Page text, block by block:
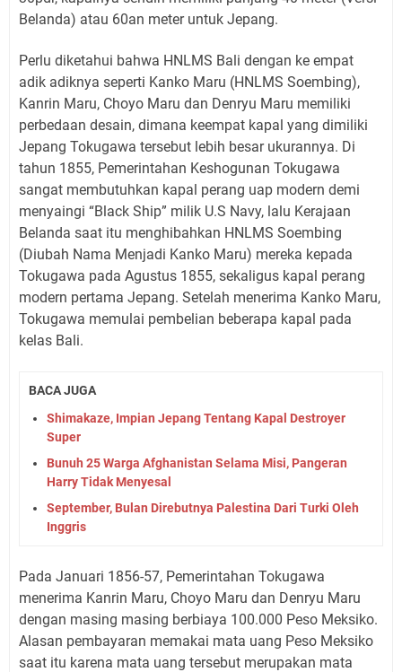
Belanda) atau 60an meter untuk Jepang.
Perlu diketahui bahwa HNLMS Bali dengan ke empat
adik adiknya seperti Kanko Maru (HNLMS Soembing),
Kanrin Maru, Choyo Maru dan Denryu Maru memiliki
perbedaan desain, dimana keempat kapal yang dimiliki
Jepang Tokugawa tersebut lebih besar ukurannya. Di
tahun 1855, Pemerintahan Keshogunan Tokugawa
sangat membutuhkan kapal perang uap modern demi
menyaingi “Black Ship” milik U.S Navy, lalu Kerajaan
Belanda saat itu menghibahkan HNLMS Soembing
(Diubah Nama Menjadi Kanko Maru) mereka kepada
Tokugawa pada Agustus 1855, sekaligus kapal perang
modern pertama Jepang. Setelah menerima Kanko Maru,
Tokugawa memulai pembelian beberapa kapal pada
kelas Bali.
BACA JUGA
Shimakaze, Impian Jepang Tentang Kapal Destroyer
Super
Bunuh 25 Warga Afghanistan Selama Misi, Pangeran
Harry Tidak Menyesal
September, Bulan Direbutnya Palestina Dari Turki Oleh
Inggris
Pada Januari 1856-57, Pemerintahan Tokugawa
menerima Kanrin Maru, Choyo Maru dan Denryu Maru
dengan masing masing berbiaya 100.000 Peso Meksiko.
Alasan pembayaran memakai mata uang Peso Meksiko
saat itu karena mata uang tersebut merupakan mata